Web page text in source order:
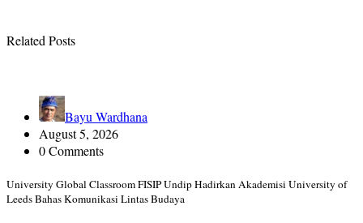
Related Posts
Bayu Wardhana
August 5, 2026
0 Comments
University Global Classroom FISIP Undip Hadirkan Akademisi University of
Leeds Bahas Komunikasi Lintas Budaya